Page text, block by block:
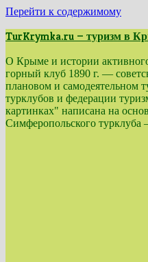
Перейти к содержимому
TurKrymka.ru — туризм в
О Крыме и истории
горный клуб 1890 г. —
плановом и самодеятельном
турклубов и федерации
картинках" написана на
Симферопольского